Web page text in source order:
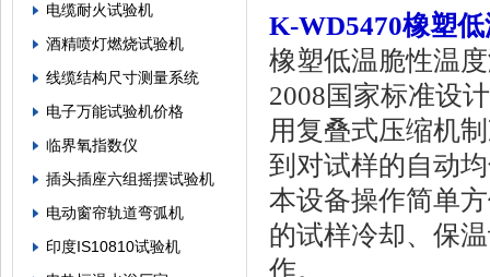
电缆耐火试验机
酒精喷灯燃烧试验机
线缆结构尺寸测量系统
电子万能试验机价格
临界氧指数仪
插头插座六组摇摆试验机
电动窗帘轨道弯弧机
印度IS10810试验机
K-WD5470橡塑
橡塑低温脆性温
2008国家标准设
用复叠式压缩机
到对试样的自动
本设备操作简单
的试样冷却、保
作。